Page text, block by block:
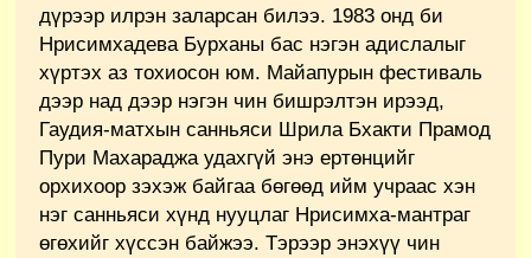
дүрээр илрэн заларсан билээ. 1983 онд би
Нрисимхадева Бурханы бас нэгэн адислалыг
хүртэх аз тохиосон юм. Майапурын фестиваль
дээр над дээр нэгэн чин бишрэлтэн ирээд,
Гаудия-матхын санньяси Шрила Бхакти Прамод
Пури Махараджа удахгүй энэ ертөнцийг
орхихоор зэхэж байгаа бөгөөд ийм учраас хэн
нэг санньяси хүнд нууцлаг Нрисимха-мантраг
өгөхийг хүссэн байжээ. Тэрээр энэхүү чин